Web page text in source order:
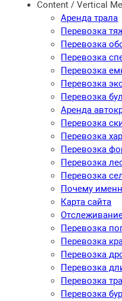
Content / Vertical
Аренда трала
Перевозка
Перевозка
Перевозка
Перевозка
Перевозка
Перевозка
Аренда
Перевозка
Перевозка
Перевозка
Перевозка
Перевозка
Почему
Карта сайта
Перевозка
Перевозка
Перевозка
Перевозка
Перевозка
Перевозка